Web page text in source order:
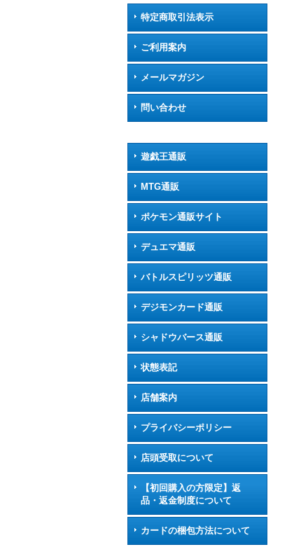
特定商取引法表示
ご利用案内
メールマガジン
問い合わせ
遊戯王通販
MTG通販
ポケモン通販サイト
デュエマ通販
バトルスピリッツ通販
デジモンカード通販
シャドウバース通販
状態表記
店舗案内
プライバシーポリシー
店頭受取について
【初回購入の方限定】返
品・返金制度について
カードの梱包方法について